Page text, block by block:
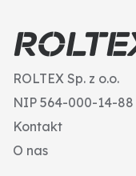
• MADE IN
ROLTEX Sp. z o.o.
NIP 564-000-14-88
Kontakt
O nas